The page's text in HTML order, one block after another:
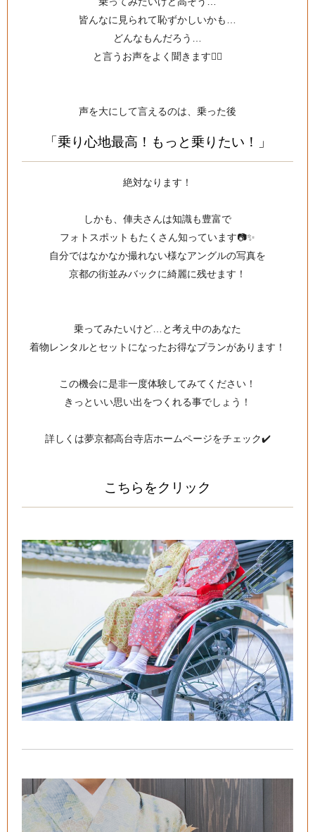
皆んなに見られて恥ずかしいかも…
どんなもんだろう…
と言うお声をよく聞きます👂🏻
声を大にして言えるのは、乗った後
「乗り心地最高！もっと乗りたい！」
絶対なります！
しかも、俥夫さんは知識も豊富で
フォトスポットもたくさん知っています📷✨
自分ではなかなか撮れない様なアングルの写真を
京都の街並みバックに綺麗に残せます！
乗ってみたいけど…と考え中のあなた
着物レンタルとセットになったお得なプランがあります！
この機会に是非一度体験してみてください！
きっといい思い出をつくれる事でしょう！
詳しくは夢京都高台寺店ホームページをチェック✔️
こちらをクリック